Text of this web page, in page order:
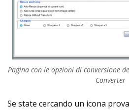
Pagina con le opzioni di conversione
Converter
Se state cercando un icona